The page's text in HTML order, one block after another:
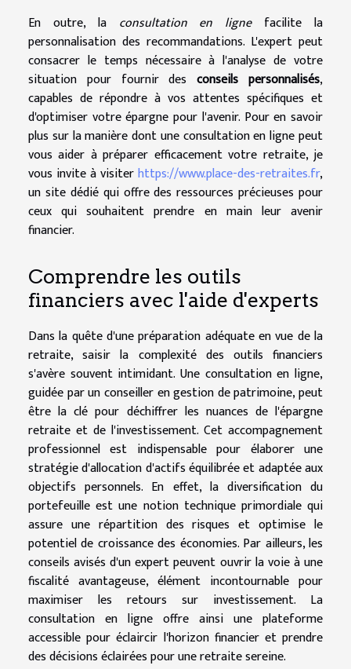
En outre, la consultation en lignefacilite la
personnalisation des recommandations. L'expert peut
consacrer le temps nécessaire à l'analyse de votre
situation pour fournir desconseils personnalisés,
capables de répondre à vos attentes spécifiques et
d'optimiser votre épargne pour l'avenir. Pour en savoir
plus sur la manière dont une consultation en ligne peut
vous aider à préparer efficacement votre retraite, je
vous invite à visiterhttps://www.place-des-retraites.fr,
un site dédié qui offre des ressources précieuses pour
ceux qui souhaitent prendre en main leur avenir
financier.
Comprendre les outils
financiers avec l'aide d'experts
Dans la quête d'une préparation adéquate en vue de la
retraite, saisir la complexité des outils financiers
s'avère souvent intimidant. Une consultation en ligne,
guidée par un conseiller en gestion de patrimoine, peut
être la clé pour déchiffrer les nuances de l'épargne
retraite et de l'investissement. Cet accompagnement
professionnel est indispensable pour élaborer une
stratégie d'allocation d'actifs équilibrée et adaptée aux
objectifs personnels. En effet, la diversification du
portefeuille est une notion technique primordiale qui
assure une répartition des risques et optimise le
potentiel de croissance des économies. Par ailleurs, les
conseils avisés d'un expert peuvent ouvrir la voie à une
fiscalité avantageuse, élément incontournable pour
maximiser les retours sur investissement. La
consultation en ligne offre ainsi une plateforme
accessible pour éclaircir l'horizon financier et prendre
des décisions éclairées pour une retraite sereine.